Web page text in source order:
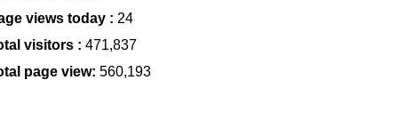
views today : 24
visitors : 471,837
page view: 560,193